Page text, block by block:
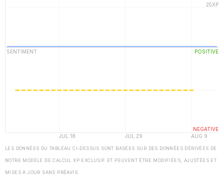
LES DONNÉES DU TABLEAU CI-DESSUS SONT BASÉES SUR DES DONNÉES DÉRIVÉES DE
NOTRE MODÈLE DE CALCUL XP EXCLUSIF ET PEUVENT ÊTRE MODIFIÉES, AJUSTÉES ET
MISES À JOUR SANS PRÉAVIS.